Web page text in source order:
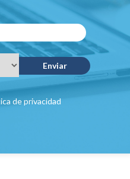
de privacidad